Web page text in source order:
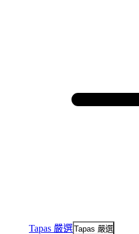
Tapas 嚴選Tapas 嚴選